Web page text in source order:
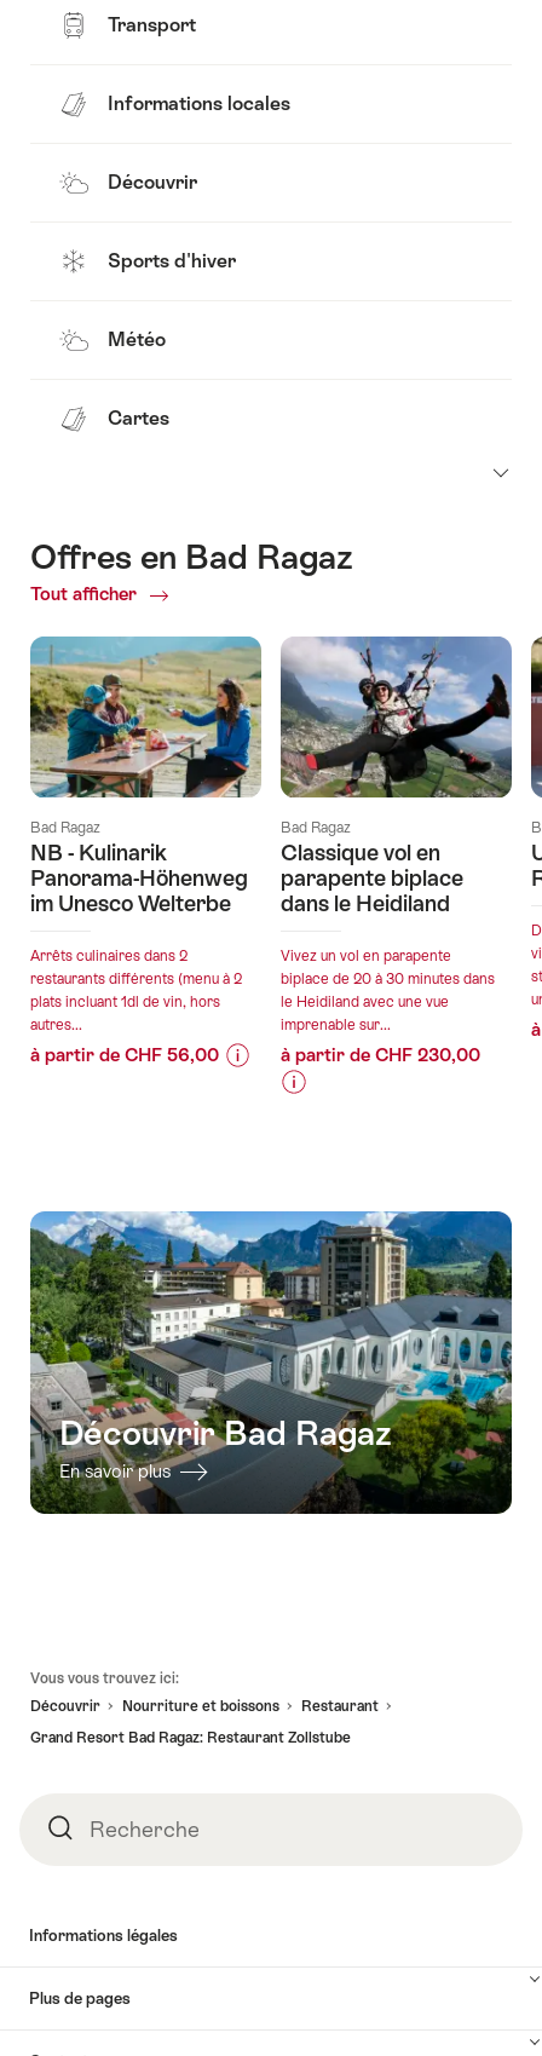
Transport
Informations locales
Découvrir
Sports d'hiver
Météo
Cartes
Offres en Bad Ragaz
Tout afficher
Offres
Bad Ragaz
NB - Kulinarik
Panorama-Höhenweg
im Unesco Welterbe
Arrêts culinaires dans 2
restaurants différents (menu à 2
plats incluant 1dl de vin, hors
autres...
à partir de CHF 56,00
Informations
l’offre
"NB
-
Kulinarik
Panorama-
Höhenweg
im
Unesco
Welterbe"
Détails
08.08.2026
-
18.10.2026
Bad Ragaz
Classique vol en
parapente biplace
dans le Heidiland
Vivez un vol en parapente
biplace de 20 à 30 minutes dans
le Heidiland avec une vue
imprenable sur...
à partir de CHF 230,00
de
l’offre
"Classique
vol
en
parapente
biplace
dans
le
Heidiland"
valable:
08.08.2026
-
02.08.2027
Découvrir Bad Ragaz
En savoir plus
Vous vous trouvez ici:
Découvrir
Nourriture et boissons
Restaurant
Grand Resort Bad Ragaz: Restaurant Zollstube
RechercheRecherche
Informations légales
Plus de pages